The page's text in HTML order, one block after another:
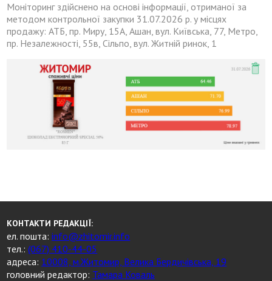
Моніторинг здійснено на основі інформації, отриманої за
методом контрольної закупки 31.07.2026 р. у місцях
продажу: АТБ, пр. Миру, 15А, Ашан, вул. Київська, 77, Метро,
пр. Незалежності, 55в, Сільпо, вул. Житній ринок, 1
КОНТАКТИ РЕДАКЦІЇ:
ел. пошта:info@zhitomir.info
тел.:(067) 410-44-05
адреса: 10008, м.Житомир, Велика Бердичівська, 19
головний редактор: Тамара Коваль